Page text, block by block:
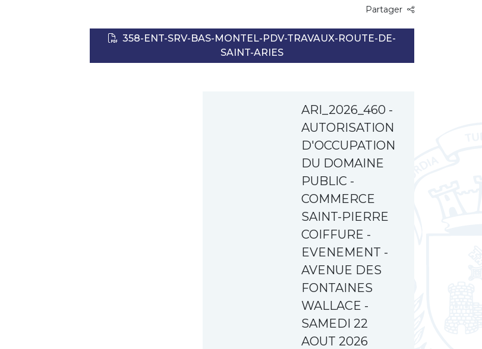
Partager
358-ENT-SRV-BAS-MONTEL-PDV-TRAVAUX-ROUTE-DE-
SAINT-ARIES
ARI_2026_460 -
AUTORISATION
D'OCCUPATION
DU DOMAINE
PUBLIC -
COMMERCE
SAINT-PIERRE
COIFFURE -
EVENEMENT -
AVENUE DES
FONTAINES
WALLACE -
SAMEDI 22
AOUT 2026